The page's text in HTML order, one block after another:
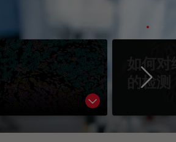
Show
如何
的检测